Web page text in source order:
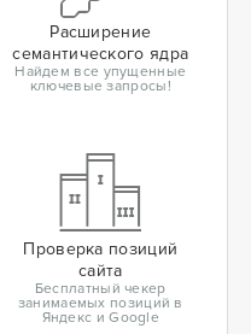
Расширение
семантического ядра
Найдем все упущенные
ключевые запросы!
Проверка позиций
сайта
Бесплатный чекер
занимаемых позиций в
Яндекс и Google